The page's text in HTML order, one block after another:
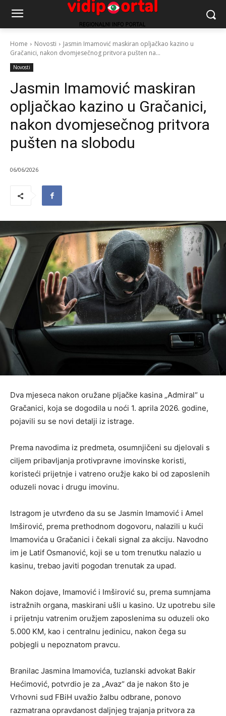
Home Novosti
Jasmin Imamović maskiran opljačkao kazino u
Gračanici, nakon dvomjesečnog pritvora pušten na...
Novosti
Jasmin Imamović maskiran
opljačkao kazino u Gračanici,
nakon dvomjesečnog pritvora
pušten na slobodu
06/06/2026
Dva mjeseca nakon oružane pljačke kasina „Admiral“ u
Gračanici, koja se dogodila u noći 1. aprila 2026. godine,
pojavili su se novi detalji iz istrage.
Prema navodima iz predmeta, osumnjičeni su djelovali s
ciljem pribavljanja protivpravne imovinske koristi,
koristeći prijetnje i vatreno oružje kako bi od zaposlenih
oduzeli novac i drugu imovinu.
Istragom je utvrđeno da su se Jasmin Imamović i Amel
Imširović, prema prethodnom dogovoru, nalazili u kući
Imamovića u Gračanici i čekali signal za akciju. Navodno
im je Latif Osmanović, koji se u tom trenutku nalazio u
kasinu, trebao javiti pogodan trenutak za upad.
Nakon dojave, Imamović i Imširović su, prema sumnjama
istražnih organa, maskirani ušli u kasino. Uz upotrebu sile
i prijetnju vatrenim oružjem zaposlenima su oduzeli oko
5.000 KM, kao i centralnu jedinicu, nakon čega su
pobjegli u nepoznatom pravcu.
Branilac Jasmina Imamovića, tuzlanski advokat Bakir
Hećimović, potvrdio je za „Avaz“ da je nakon što je
Vrhovni sud FBiH uvažio žalbu odbrane, ponovo
razmatrana opravdanost daljnjeg trajanja pritvora za